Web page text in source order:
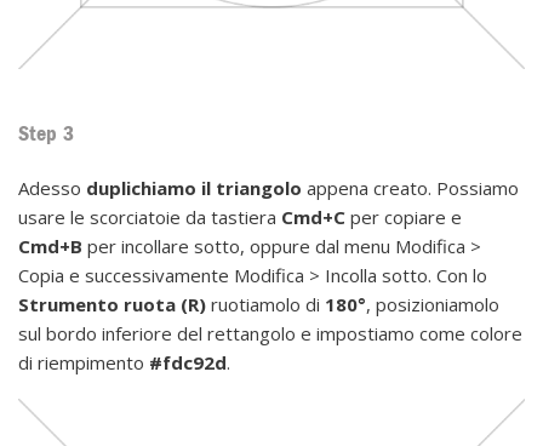
Step 3
Adesso duplichiamo il triangolo appena creato. Possiamo
usare le scorciatoie da tastiera Cmd+C per copiare e
Cmd+B per incollare sotto, oppure dal menu Modifica >
Copia e successivamente Modifica > Incolla sotto. Con lo
Strumento ruota (R) ruotiamolo di 180°, posizioniamolo
sul bordo inferiore del rettangolo e impostiamo come colore
di riempimento #fdc92d.